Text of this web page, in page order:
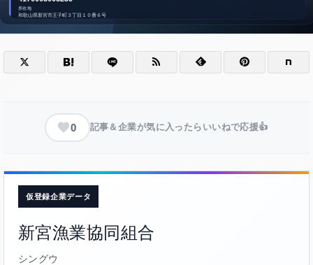
0 記事＆企業が気に入ったらいいねで応援👍
仮登録企業データ
新宮漁業協同組合
シングウ